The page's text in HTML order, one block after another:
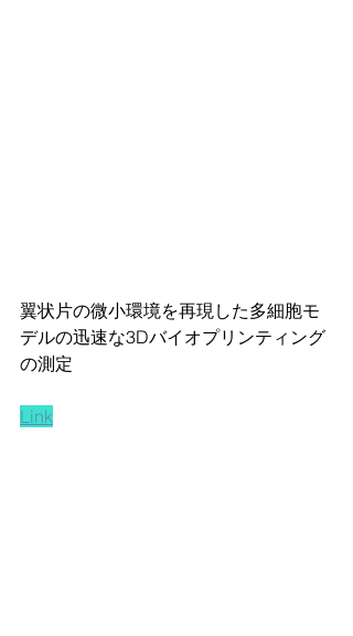
翼状片の微小環境を再現した多細胞モ
デルの迅速な3Dバイオプリンティング
の測定
Link